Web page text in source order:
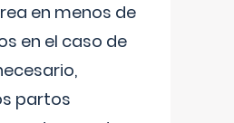
en menos de
en el caso de
partos